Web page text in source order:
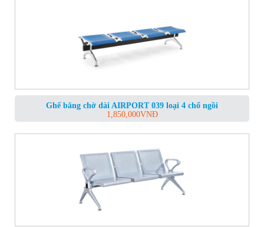
Ghế băng chờ dài AIRPORT 039 loại 4 chổ ngồi
1,850,000VNĐ